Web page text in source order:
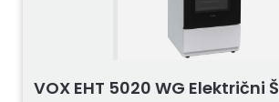
VOX EHT 5020 WG Električni